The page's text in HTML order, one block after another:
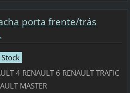
porta frente/trás
4 RENAULT 6 RENAULT TRAFIC
MASTER